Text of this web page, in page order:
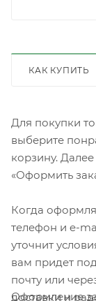
КАК КУПИТЬ
Для покупки
выберите
корзину.
«Оформить
Когда
телефон и e-
уточнит
вам придет
почту или
доставки и
Оформление